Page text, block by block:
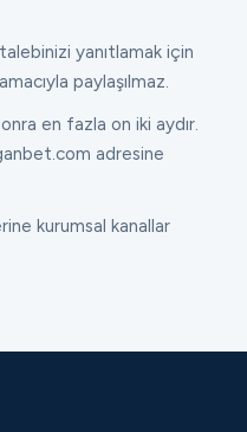
yanıtlamak için
paylaşılmaz.
en fazla on iki aydır.
adresine
kurumsal kanallar